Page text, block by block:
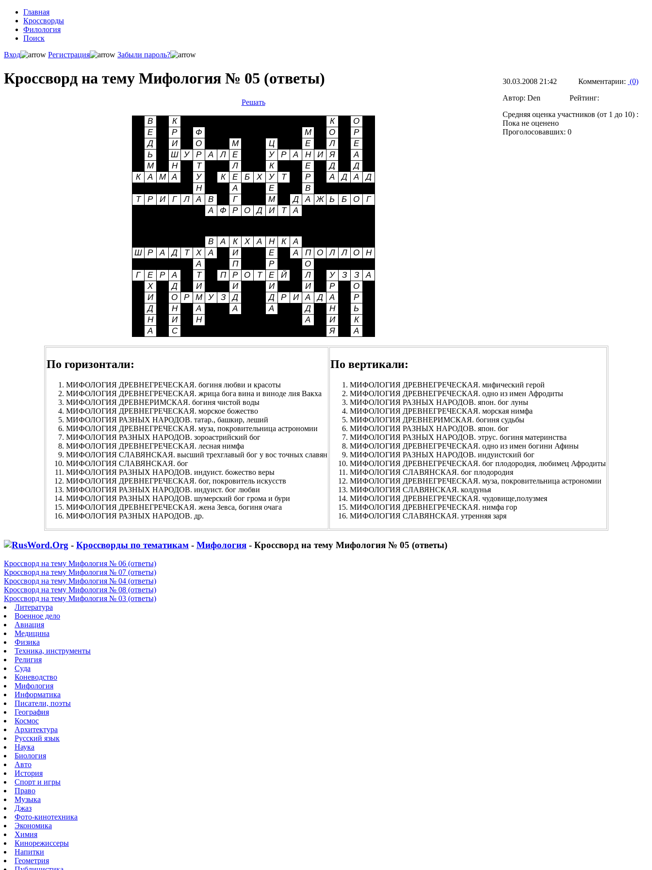
Главная
Кроссворды
Филология
Поиск
Вход
Регистрация Забыли пароль?
30.03.2008 21:42 Комментарии: (0)
Автор: Den Рейтинг:
Средняя оценка участников (от 1 до 10) :
Пока не оценено
Проголосовавших: 0
Кроссворд на тему Мифология № 05 (ответы)
Решать
По горизонтали:
МИФОЛОГИЯ ДРЕВНЕГРЕЧЕСКАЯ. богиня любви и красоты
МИФОЛОГИЯ ДРЕВНЕГРЕЧЕСКАЯ. жрица бога вина и виноде лия Вакха
МИФОЛОГИЯ ДРЕВНЕРИМСКАЯ. богиня чистой воды
МИФОЛОГИЯ ДРЕВНЕГРЕЧЕСКАЯ. морское божество
МИФОЛОГИЯ РАЗНЫХ НАРОДОВ. татар., башкир, леший
МИФОЛОГИЯ ДРЕВНЕГРЕЧЕСКАЯ. муза, покровительница астрономии
МИФОЛОГИЯ РАЗНЫХ НАРОДОВ. зороастрийский бог
МИФОЛОГИЯ ДРЕВНЕГРЕЧЕСКАЯ. лесная нимфа
МИФОЛОГИЯ СЛАВЯНСКАЯ. высший трехглавый бог у вос точных славян
МИФОЛОГИЯ СЛАВЯНСКАЯ. бог
МИФОЛОГИЯ РАЗНЫХ НАРОДОВ. индуист. божество веры
МИФОЛОГИЯ ДРЕВНЕГРЕЧЕСКАЯ. бог, покровитель искусств
МИФОЛОГИЯ РАЗНЫХ НАРОДОВ. индуист. бог любви
МИФОЛОГИЯ РАЗНЫХ НАРОДОВ. шумерский бог грома и бури
МИФОЛОГИЯ ДРЕВНЕГРЕЧЕСКАЯ. жена Зевса, богиня очага
МИФОЛОГИЯ РАЗНЫХ НАРОДОВ. др.
По вертикали:
МИФОЛОГИЯ ДРЕВНЕГРЕЧЕСКАЯ. мифический герой
МИФОЛОГИЯ ДРЕВНЕГРЕЧЕСКАЯ. одно из имен Афродиты
МИФОЛОГИЯ РАЗНЫХ НАРОДОВ. япон. бог луны
МИФОЛОГИЯ ДРЕВНЕГРЕЧЕСКАЯ. морская нимфа
МИФОЛОГИЯ ДРЕВНЕРИМСКАЯ. богиня судьбы
МИФОЛОГИЯ РАЗНЫХ НАРОДОВ. япон. бог
МИФОЛОГИЯ РАЗНЫХ НАРОДОВ. этрус. богиня материнства
МИФОЛОГИЯ ДРЕВНЕГРЕЧЕСКАЯ. одно из имен богини Афины
МИФОЛОГИЯ РАЗНЫХ НАРОДОВ. индуистский бог
МИФОЛОГИЯ ДРЕВНЕГРЕЧЕСКАЯ. бог плодородия, любимец Афродиты
МИФОЛОГИЯ СЛАВЯНСКАЯ. бог плодородия
МИФОЛОГИЯ ДРЕВНЕГРЕЧЕСКАЯ. муза, покровительница астрономии
МИФОЛОГИЯ СЛАВЯНСКАЯ. колдунья
МИФОЛОГИЯ ДРЕВНЕГРЕЧЕСКАЯ. чудовище,полузмея
МИФОЛОГИЯ ДРЕВНЕГРЕЧЕСКАЯ. нимфа гор
МИФОЛОГИЯ СЛАВЯНСКАЯ. утренняя заря
- Кроссворды по тематикам - Мифология - Кроссворд на тему Мифология № 05 (ответы)
Кроссворд на тему Мифология № 06 (ответы)
Кроссворд на тему Мифология № 07 (ответы)
Кроссворд на тему Мифология № 04 (ответы)
Кроссворд на тему Мифология № 08 (ответы)
Кроссворд на тему Мифология № 03 (ответы)
Литература
Военное дело
Авиация
Медицина
Физика
Техника, инструменты
Религия
Суда
Коневодство
Мифология
Информатика
Писатели, поэты
География
Космос
Архитектура
Русский язык
Наука
Биология
Авто
История
Спорт и игры
Право
Музыка
Джаз
Фото-кинотехника
Экономика
Химия
Кинорежиссеры
Напитки
Геометрия